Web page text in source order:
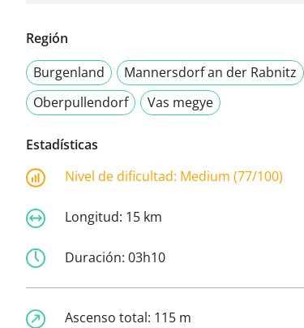
Región
Burgenland
Mannersdorf an der Rabnitz
Oberpullendorf
Vas megye
Estadísticas
Nivel de dificultad: Medium (77/100)
Longitud: 15 km
Duración: 03h10
Ascenso total: 115 m